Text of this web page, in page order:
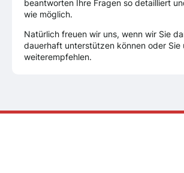
beantworten Ihre Fragen so detailliert
wie möglich.
Natürlich freuen wir uns, wenn wir Sie
dauerhaft unterstützen können oder Sie
weiterempfehlen.